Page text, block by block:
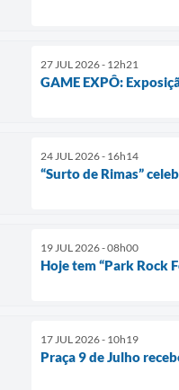
27 JUL 2026 - 12h21
GAME EXPÔ:
24 JUL 2026 - 16h14
“Surto de Rimas”
19 JUL 2026 - 08h00
Hoje tem “Park Rock
17 JUL 2026 - 10h19
Praça 9 de Julho